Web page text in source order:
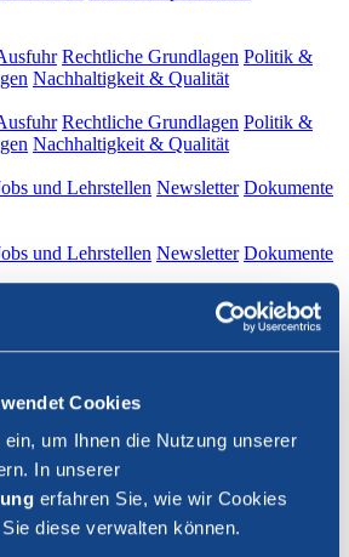
Cookies
um Ihnen die Nutzung unserer
In unserer
erfahren Sie, wie wir Cookies
diese verwalten können.
Rechtliche Grundlagen Politik &
Nachhaltigkeit & Qualität
Rechtliche Grundlagen Politik &
Nachhaltigkeit & Qualität
und Lehrstellen Newsletter Dokumente
und Lehrstellen Newsletter Dokumente